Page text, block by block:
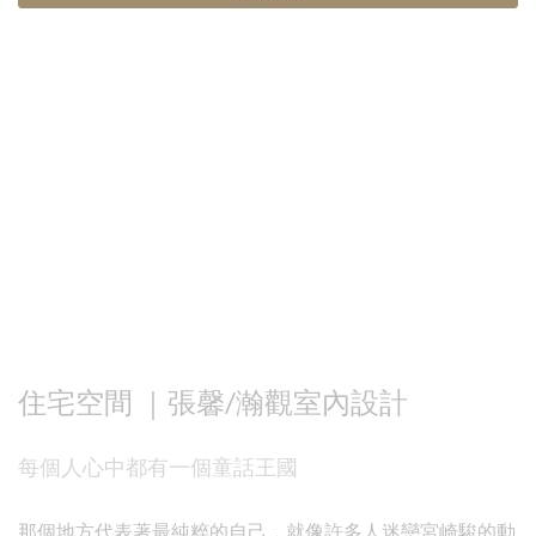
住宅空間 ｜張馨/瀚觀室內設計
每個人心中都有一個童話王國
那個地方代表著最純粹的自己，就像許多人迷戀宮崎駿的動